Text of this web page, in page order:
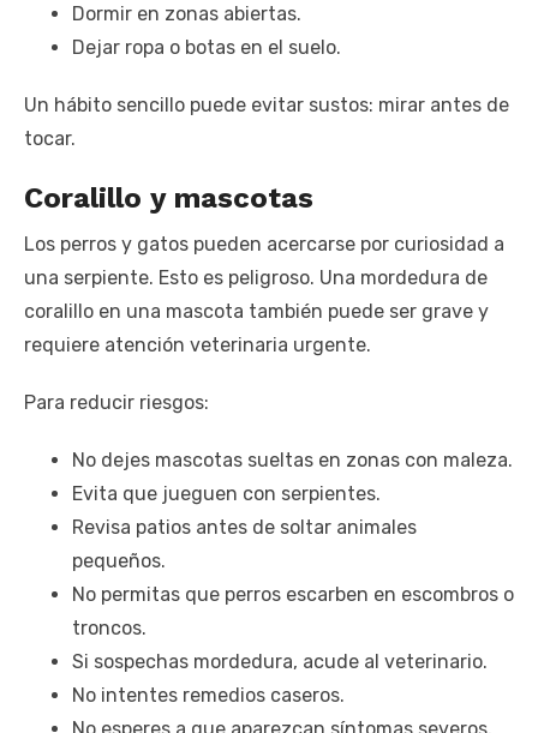
Dormir en zonas abiertas.
Dejar ropa o botas en el suelo.
Un hábito sencillo puede evitar sustos: mirar antes de
tocar.
Coralillo y mascotas
Los perros y gatos pueden acercarse por curiosidad a
una serpiente. Esto es peligroso. Una mordedura de
coralillo en una mascota también puede ser grave y
requiere atención veterinaria urgente.
Para reducir riesgos:
No dejes mascotas sueltas en zonas con maleza.
Evita que jueguen con serpientes.
Revisa patios antes de soltar animales
pequeños.
No permitas que perros escarben en escombros o
troncos.
Si sospechas mordedura, acude al veterinario.
No intentes remedios caseros.